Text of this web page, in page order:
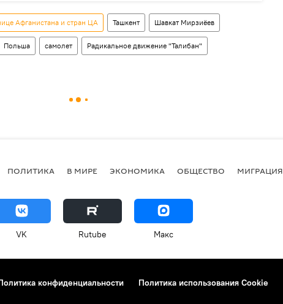
Афганистана и стран ЦА Ташкент Шавкат Мирзиёев
Польша самолет Радикальное движение "Талибан"
ПОЛИТИКА В МИРЕ ЭКОНОМИКА ОБЩЕСТВО МИГРАЦИЯ
VK Rutube Макс
конфиденциальности Политика использования Cookie